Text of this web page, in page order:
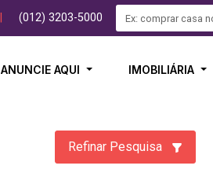
(012) 3203-5000
ANUNCIE AQUI IMOBILIÁRIA
Refinar Pesquisa